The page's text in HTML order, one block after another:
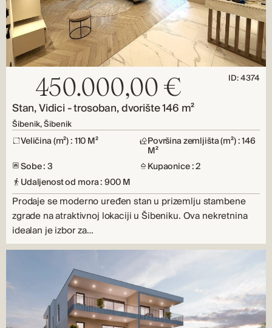
450.000,00 € ID: 4374
Stan, Vidici - trosoban, dvorište 146 m²
Šibenik, Šibenik
Veličina (m²) : 110 M² Površina zemljišta (m²) : 146
M²
Sobe : 3
Kupaonice : 2
Udaljenost od mora : 900 M
Prodaje se moderno uređen stan u prizemlju stambene
zgrade na atraktivnoj lokaciji u Šibeniku. Ova nekretnina
idealan je izbor za…